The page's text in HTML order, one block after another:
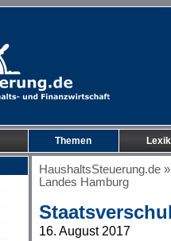
Themen
HaushaltsSteuerung.de
Landes Hamburg
16. August 2017